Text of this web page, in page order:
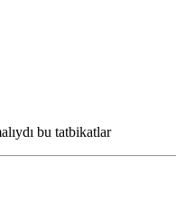
bu tatbikatlar